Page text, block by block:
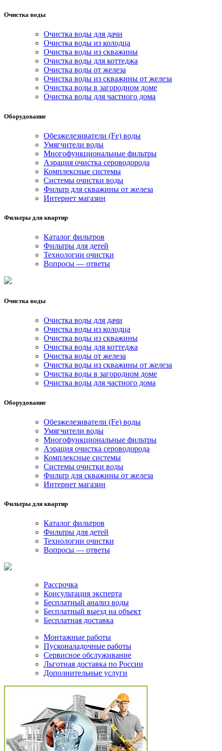
Очистка воды
Очистка воды для дачи
Очистка воды из колодца
Очистка воды из скважины
Очистка воды для коттеджа
Очистка воды от железа
Очистка воды из скважины от железа
Очистка воды в загородном доме
Очистка воды для частного дома
Оборудование
Обезжелезиватели (Fe) воды
Умягчители воды
Многофункциональные фильтры
Аэрация очистка сероводорода
Комплексные системы
Системы очистки воды
Фильтр для скважины от железа
Интернет магазин
Фильтры для квартир
Каталог фильтров
Фильтры для детей
Технологии очистки
Вопросы — ответы
Очистка воды
Очистка воды для дачи
Очистка воды из колодца
Очистка воды из скважины
Очистка воды для коттеджа
Очистка воды от железа
Очистка воды из скважины от железа
Очистка воды в загородном доме
Очистка воды для частного дома
Оборудование
Обезжелезиватели (Fe) воды
Умягчители воды
Многофункциональные фильтры
Аэрация очистка сероводорода
Комплексные системы
Системы очистки воды
Фильтр для скважины от железа
Интернет магазин
Фильтры для квартир
Каталог фильтров
Фильтры для детей
Технологии очистки
Вопросы — ответы
Рассрочка
Консультация эксперта
Бесплатный анализ воды
Бесплатный выезд на объект
Бесплатная доставка
Монтажные работы
Пусконаладочные работы
Сервисное обслуживание
Льготная доставка по России
Дополнительные услуги